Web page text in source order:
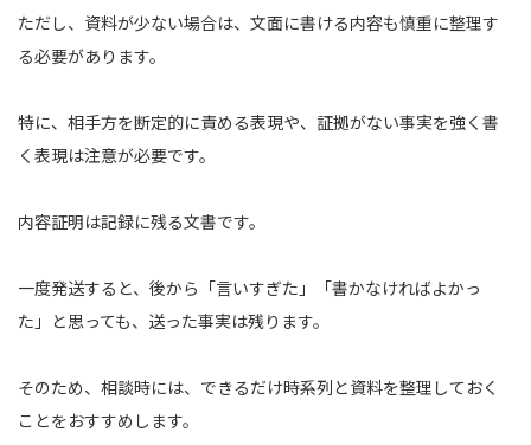
ただし、資料が少ない場合は、文面に書ける内容も慎重に整理す
る必要があります。
特に、相手方を断定的に責める表現や、証拠がない事実を強く書
く表現は注意が必要です。
内容証明は記録に残る文書です。
一度発送すると、後から「言いすぎた」「書かなければよかっ
た」と思っても、送った事実は残ります。
そのため、相談時には、できるだけ時系列と資料を整理しておく
ことをおすすめします。